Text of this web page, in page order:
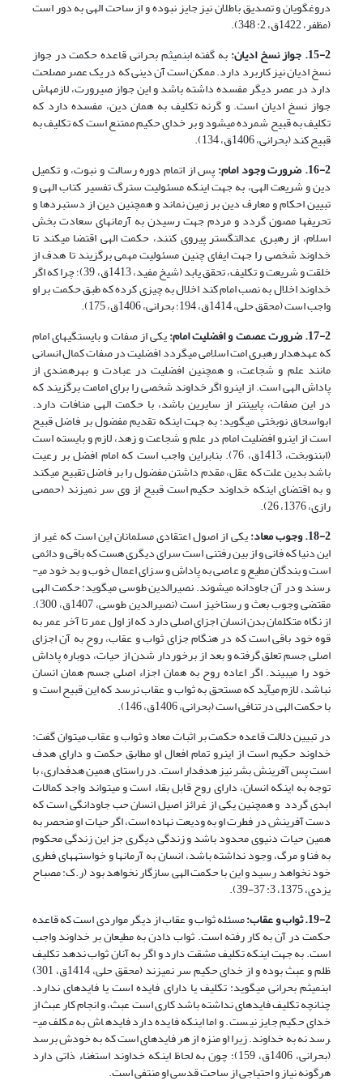
دروغ­گویان و تصدیق باطلان نیز جایز نبوده و از ساحت الهی به دور است
(مظفر، 1422ق، 2: 348).
15-2. جواز نسخ ادیان:
به گفته ابن­میثم بحرانی قاعده حکمت در جواز
نسخ ادیان نیز­ کاربرد دارد. ممکن است آن دینی که در یک عصر مصلحت
دارد در عصر دیگر مفسده داشته باشد و این جواز صیرورت، لازمه­اش
جواز نسخ ادیان است. و گرنه تکلیف به همان دین، مفسده دارد که
تکلیف به قبیح شمرده می­شود و بر خدای حکیم ممتنع است که تکلیف به
قبیح کند (بحرانی، 1406ق، 134).
16-2. ضرورت وجود امام:
پس از اتمام دوره رسالت و نبوت، و تکمیل
دین و شریعت الهی، به جهت اینکه مسئولیت سترگ تفسیر کتاب الهی و
تبیین احکام و معارف دین بر زمین نماند و همچنین دین از دستبردها و
تحریف­ها مصون گردد و مردم جهت رسیدن به آرمان­های سعادت بخش
اسلام، از رهبری عدالت­گستر پیروی کنند، حکمت الهی اقتضا می­کند تا
خداوند شخصی را جهت ایفای چنین مسئولیت مهمی برگزیند تا هدف از
خلقت و شریعت و تکلیف، تحقق یابد (شیخ مفید، 1413ق، 39)؛ چرا که اگر
خداوند اخلال به نصب امام کند اخلال به چیزی کرده که طبق حکمت بر او
واجب است (محقق حلی، 1414ق، 194؛ بحرانی، 1406ق، 175).
17-2. ضرورت عصمت و افضلیت امام:
یکی از صفات و بایستگی­های امام
که عهده­دار رهبری امت اسلامی می­گردد افضلیت در صفات کمال انسانی
مانند علم و شجاعت، و همچنین افضلیت در عبادت و بهره­مندی از
پاداش الهی است. از این­رو اگر خداوند شخصی را برای امامت برگزیند که
در این صفات، پایین­تر از سایرین باشد، با حکمت الهی منافات دارد.
ابواسحاق نوبختی می­گوید: به جهت اینکه تقدیم مفضول بر فاضل قبیح
است از این­رو افضلیت امام در علم و شجاعت و زهد، لازم و بایسته است
(ابن­نوبخت، 1413ق، 76). بنابراین واجب است که امام افضل بر رعیت
باشد بدین علت که عقل، مقدم داشتن مفضول را بر فاضل تقبیح می­کند
و به اقتضای اینکه خداوند حکیم است قبیح از وی سر نمی­زند (حمصی
رازی، 1376، 26).
18-2. وجوب معاد:
یکی از اصول اعتقادی مسلمانان این است که غیر از
این دنیا که فانی و از بین رفتنی است سرای دیگری هست که باقی و دائمی
است و بندگان مطیع و عاصی به پاداش و سزای اعمال خوب و بد خود می­
رسند و در آن جاودانه می­شوند. نصیرالدین طوسی می­گوید: حکمت الهی
مقتضی وجوب بعث و رستاخیز است (نصیرالدین طوسی، 1407ق، 300).
از نگاه متکلمان بدن انسان اجزای اصلی دارد که از اول عمر تا آخر عمر به
قوه خود باقی است که در هنگام جزای ثواب و عقاب، روح به آن اجزای
اصلی جسم تعلق گرفته و بعد از برخوردار شدن از حیات، دوباره پاداش
خود را می­بیند. اگر اعاده روح به همان اجزاء اصلی جسم همان انسان
نباشد، لازم می­آید که مستحق به ثواب و عقاب نرسد که این قبیح است و
با حکمت الهی در تنافی است (بحرانی، 1406ق، 146).
در تبیین دلالت قاعده حکمت بر اثبات معاد و ثواب و عقاب می­توان گفت:
خداوند حکیم است از این­رو تمام افعال او مطابق حکمت و دارای هدف
است پس آفرینش بشر نیز هدفدار است. در راستای همین هدفداری، با
توجه به اینکه انسان، دارای روح قابل بقاء است و می­تواند واجد کمالات
ابدی گردد و همچنین یکی از غرائز اصیل انسان حب جاودانگی است که
دست آفرینش در فطرت او به ودیعت نهاده است، اگر حیات او منحصر به
همین حیات دنیوی محدود باشد و زندگی دیگری جز این زندگی محکوم
به فنا و مرگ، وجود نداشته باشد، انسان به آرمان­ها و خواسته­های فطری
خود نخواهد رسید و این با حکمت الهی سازگار نخواهد بود (ر.ک: مصباح
یزدی، 1375، 3: 37-39).
19-2. ثواب و عقاب:
مسئله ثواب و عقاب از دیگر مواردی است که قاعده
حکمت در آن به کار رفته است. ثواب دادن به مطیعان بر خداوند واجب
است. به جهت اینکه تکلیف مشقت دارد و اگر به آنان ثواب ندهد تکلیف
ظلم و عبث بوده و از خدای حکیم سر نمی­زند (محقق حلی، 1414ق، 301)
ابن­میثم بحرانی می­گوید: تکلیف یا دارای فایده است یا فایده­ای ندارد.
چنانچه تکلیف فایده­ای نداشته باشد کاری است عبث، و انجام کار عبث از
خدای حکیم جایز نیست. و اما اینکه فایده دارد فایده­اش به مکلف می­
رسد نه به خداوند. زیرا او منزه از هر فایده­ای است که به خودش برسد
(بحرانی، 1406ق، 159)؛ چون به لحاظ اینکه خداوند استغناء ذاتی دارد
هرگونه نیاز و احتیاجی از ساحت قدسی او منتفی است.